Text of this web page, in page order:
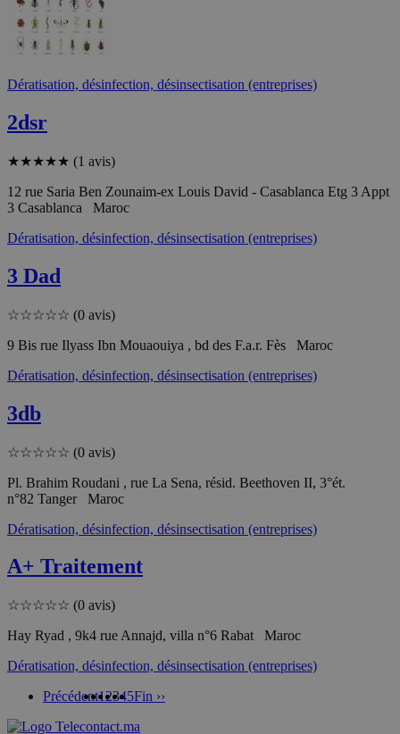
Dératisation, désinfection, désinsectisation (entreprises)
2dsr
★★★★★ (1 avis)
12 rue Saria Ben Zounaim-ex Louis David - Casablanca Etg 3 Appt
3 Casablanca Maroc
Dératisation, désinfection, désinsectisation (entreprises)
3 Dad
☆☆☆☆☆ (0 avis)
9 Bis rue Ilyass Ibn Mouaouiya , bd des F.a.r. Fès Maroc
Dératisation, désinfection, désinsectisation (entreprises)
3db
☆☆☆☆☆ (0 avis)
Pl. Brahim Roudani , rue La Sena, résid. Beethoven II, 3°ét.
n°82 Tanger Maroc
Dératisation, désinfection, désinsectisation (entreprises)
A+ Traitement
☆☆☆☆☆ (0 avis)
Hay Ryad , 9k4 rue Annajd, villa n°6 Rabat Maroc
Dératisation, désinfection, désinsectisation (entreprises)
Précédent12345Fin ››